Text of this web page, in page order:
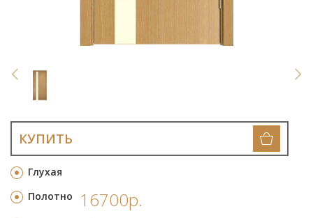
Глухая
КУПИТЬ
Полотно 16700р.